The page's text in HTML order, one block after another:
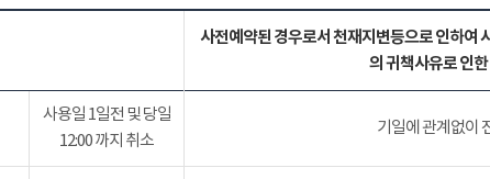
사전예약된 경우로서 천재지변등으로 인하여
의 귀책사유로 인
사용일 1일전 및 당일
12:00 까지 취소
기일에 관계없이